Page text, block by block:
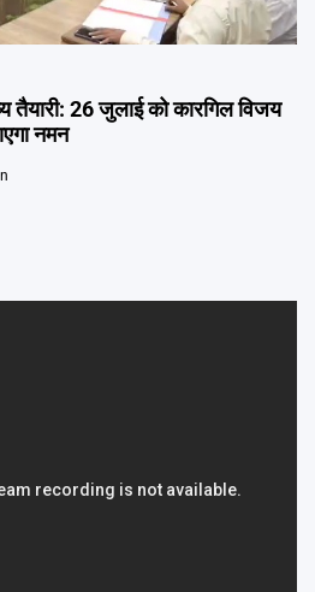
तैयारी: 26 जुलाई को कारगिल विजय
नमन